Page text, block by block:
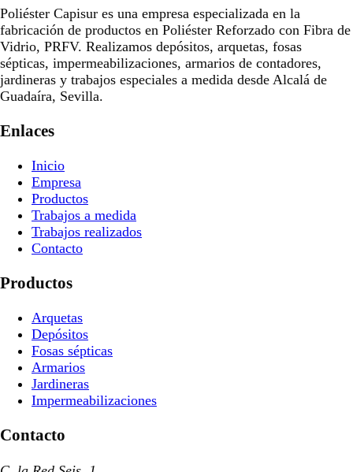
Poliéster Capisur es una empresa especializada en la
fabricación de productos en Poliéster Reforzado con Fibra de
Vidrio, PRFV. Realizamos depósitos, arquetas, fosas
sépticas, impermeabilizaciones, armarios de contadores,
jardineras y trabajos especiales a medida desde Alcalá de
Guadaíra, Sevilla.
Enlaces
Inicio
Empresa
Productos
Trabajos a medida
Trabajos realizados
Contacto
Productos
Arquetas
Depósitos
Fosas sépticas
Armarios
Jardineras
Impermeabilizaciones
Contacto